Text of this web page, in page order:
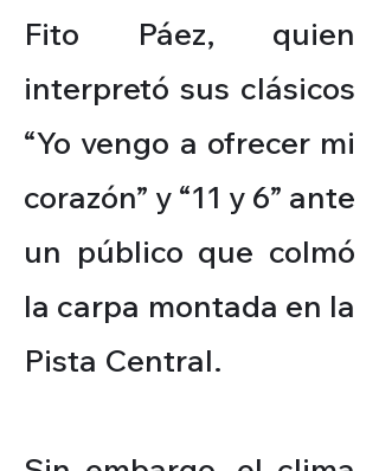
Fito Páez, quien
interpretó sus clásicos
“Yo vengo a ofrecer mi
corazón” y “11 y 6” ante
un público que colmó
la carpa montada en la
Pista Central.